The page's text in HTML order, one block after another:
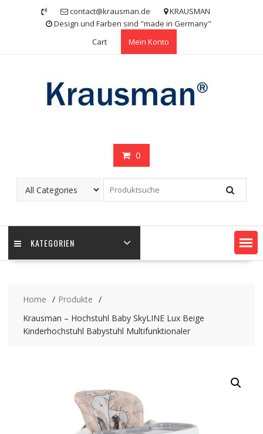
contact@krausman.de
KRAUSMAN
Design und Farben sind "made in Germany"
Cart
Mein Konto
0
KATEGORIEN
Home
Produkte
Krausman – Hochstuhl Baby SkyLINE Lux Beige
Kinderhochstuhl Babystuhl Multifunktionaler